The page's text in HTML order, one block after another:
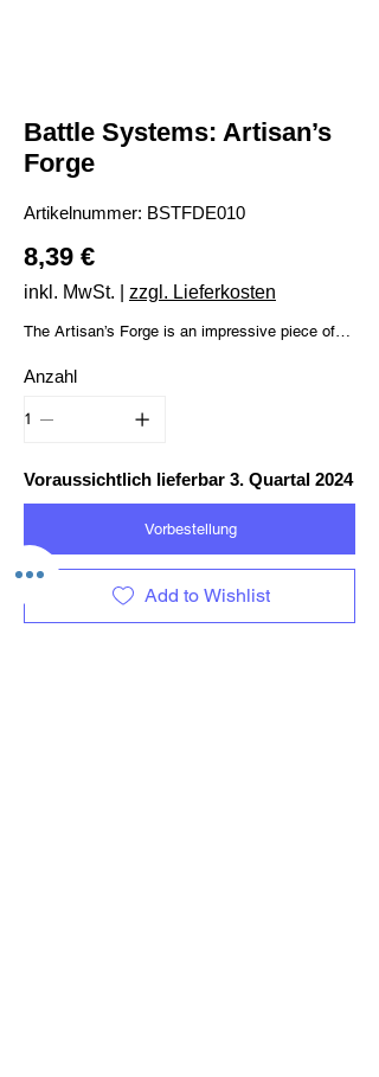
Battle Systems: Artisan’s
Forge
Artikelnummer: Artikelnummer:
BSTFDE010
BSTFDE010
Preis
8,39 €
inkl. MwSt. zzgl. Lieferkosten
The Artisan’s Forge is an impressive piece of
casting equipment, and makes a great
dungeon. If combined with the Mine, an
craft new items mid-adventure!
Anzahl
Voraussichtlich lieferbar 3. Quartal 2024
Vorbestellung
Add to Wishlist